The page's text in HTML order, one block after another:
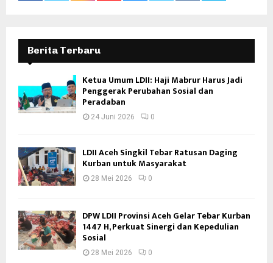
Berita Terbaru
Ketua Umum LDII: Haji Mabrur Harus Jadi
Penggerak Perubahan Sosial dan
Peradaban
24 Juni 2026 0
LDII Aceh Singkil Tebar Ratusan Daging
Kurban untuk Masyarakat
28 Mei 2026 0
DPW LDII Provinsi Aceh Gelar Tebar Kurban
1447 H, Perkuat Sinergi dan Kepedulian
Sosial
28 Mei 2026 0